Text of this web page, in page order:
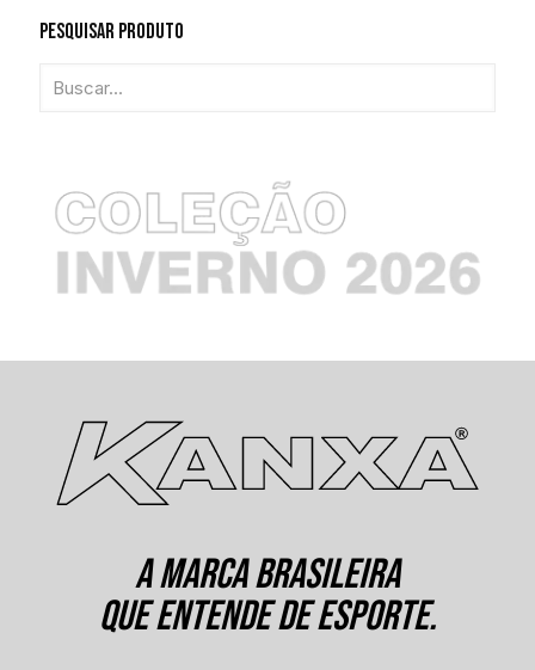
Pesquisar Produto
A MARCA BRASILEIRA
QUE ENTENDE DE ESPORTE.